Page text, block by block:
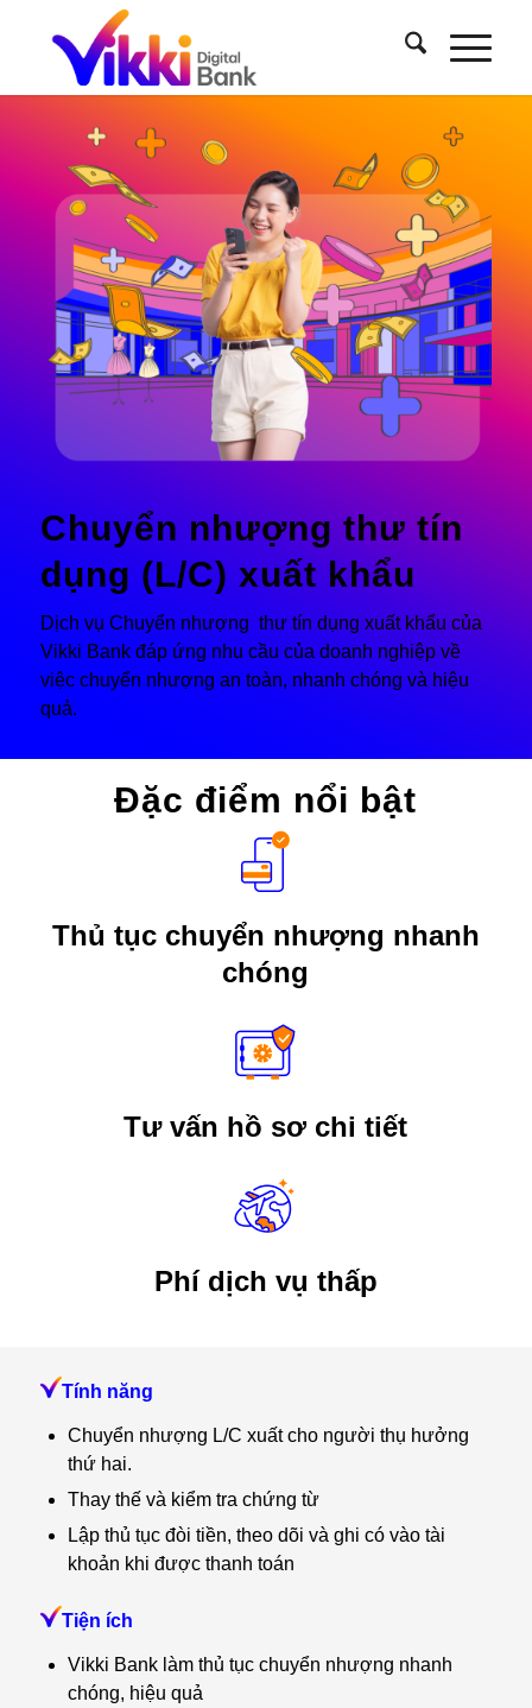
Chuyển nhượng thư tín
dụng (L/C) xuất khẩu
Dịch vụ Chuyển nhượng thư tín dụng xuất khẩu của
Vikki Bank đáp ứng nhu cầu của doanh nghiệp về
việc chuyển nhượng an toàn, nhanh chóng và hiệu
quả.
Đặc điểm nổi bật
Thủ tục chuyển nhượng nhanh
chóng
Tư vấn hồ sơ chi tiết
Phí dịch vụ thấp
Tính năng
Chuyển nhượng L/C xuất cho người thụ hưởng
thứ hai.
Thay thế và kiểm tra chứng từ
Lập thủ tục đòi tiền, theo dõi và ghi có vào tài
khoản khi được thanh toán
Tiện ích
Vikki Bank làm thủ tục chuyển nhượng nhanh
chóng, hiệu quả